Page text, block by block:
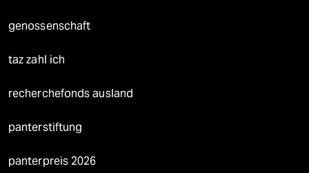
genossenschaft
taz zahl ich
recherchefonds ausland
panterstiftung
panterpreis 2026